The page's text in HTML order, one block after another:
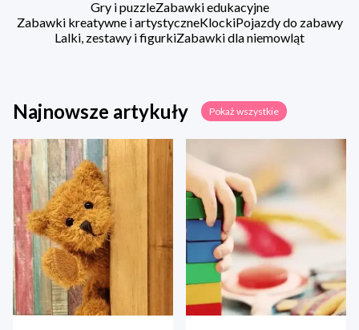
Gry i puzzleZabawki edukacyjne
Zabawki kreatywne i artystyczneKlockiPojazdy do zabawy
Lalki, zestawy i figurkiZabawki dla niemowląt
Najnowsze artykuły Pokaż wszystkie